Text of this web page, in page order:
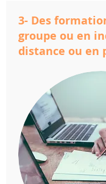
3- Des
groupe ou en
distance ou en